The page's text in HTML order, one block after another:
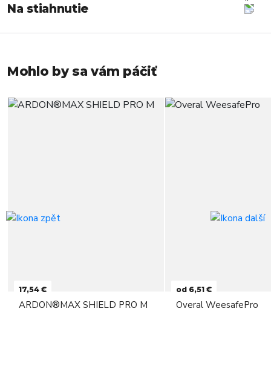
Na stiahnutie
Mohlo by sa vám páčiť
17,54 €
ARDON®MAX SHIELD PRO M
od 6,51 €
Overal WeesafePro